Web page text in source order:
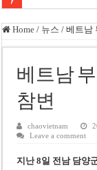
쩐 타인 먼 베트남 국
싱가포르 하오마트,
베트남 은행 분기 순
PNJ, 다이아몬드 밀
케펠, 투티엠 엠파이
베트남 MB은행,
Home / 뉴스 / 베트남
베트남
참변
chaovietnam
Leave a comment
지난 8일 전남 담양